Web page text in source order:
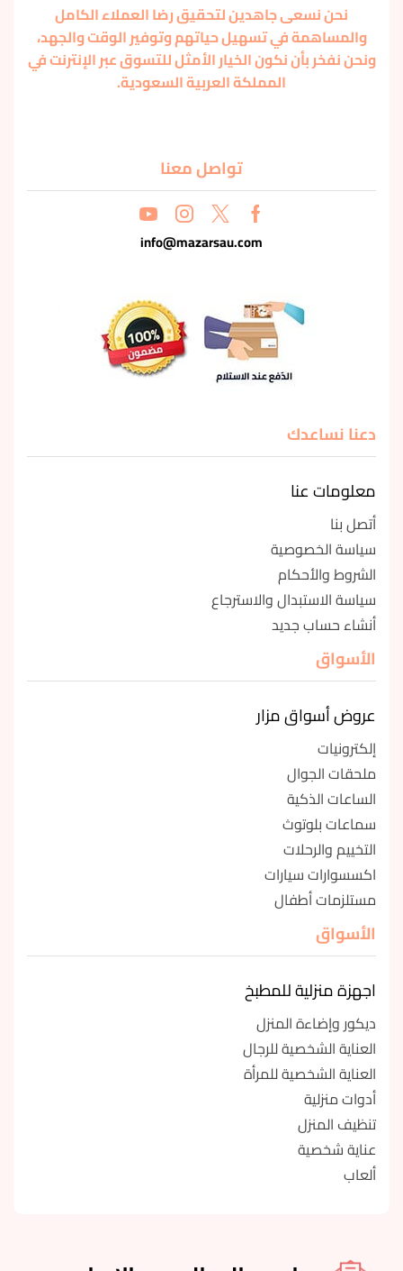
نحن نسعى جاهدين لتحقيق رضا العملاء الكامل
والمساهمة في تسهيل حياتهم وتوفير الوقت والجهد،
ونحن نفخر بأن نكون الخيار الأمثل للتسوق عبر الإنترنت في
المملكة العربية السعودية.
تواصل معنا
info@mazarsau.com
دعنا نساعدك
معلومات عنا
أتصل بنا
سياسة الخصوصية
الشروط والأحكام
سياسة الاستبدال والاسترجاع
أنشاء حساب جديد
الأسواق
عروض أسواق مزار
إلكترونيات
ملحقات الجوال
الساعات الذكية
سماعات بلوتوث
التخييم والرحلات
اكسسوارات سيارات
مستلزمات أطفال
الأسواق
اجهزة منزلية للمطبخ
ديكور وإضاءة المنزل
العناية الشخصية للرجال
العناية الشخصية للمرأة
أدوات منزلية
تنظيف المنزل
عناية شخصية
ألعاب